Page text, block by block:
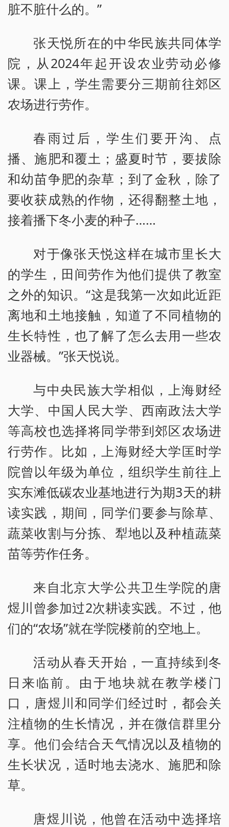
脏不脏什么的。”
张天悦所在的中华民族共同体学
院，从2024年起开设农业劳动必修
课。课上，学生需要分三期前往郊区
农场进行劳作。
春雨过后，学生们要开沟、点
播、施肥和覆土；盛夏时节，要拔除
和幼苗争肥的杂草；到了金秋，除了
要收获成熟的作物，还得翻整土地，
接着播下冬小麦的种子……
对于像张天悦这样在城市里长大
的学生，田间劳作为他们提供了教室
之外的知识。“这是我第一次如此近距
离地和土地接触，知道了不同植物的
生长特性，也了解了怎么去用一些农
业器械。”张天悦说。
与中央民族大学相似，上海财经
大学、中国人民大学、西南政法大学
等高校也选择将同学带到郊区农场进
行劳作。比如，上海财经大学匡时学
院曾以年级为单位，组织学生前往上
实东滩低碳农业基地进行为期3天的耕
读实践，期间，同学们要参与除草、
蔬菜收割与分拣、犁地以及种植蔬菜
苗等劳作任务。
来自北京大学公共卫生学院的唐
煜川曾参加过2次耕读实践。不过，他
们的“农场”就在学院楼前的空地上。
活动从春天开始，一直持续到冬
日来临前。由于地块就在教学楼门
口，唐煜川和同学们经过时，都会关
注植物的生长情况，并在微信群里分
享。他们会结合天气情况以及植物的
生长状况，适时地去浇水、施肥和除
草。
唐煜川说，他曾在活动中选择培